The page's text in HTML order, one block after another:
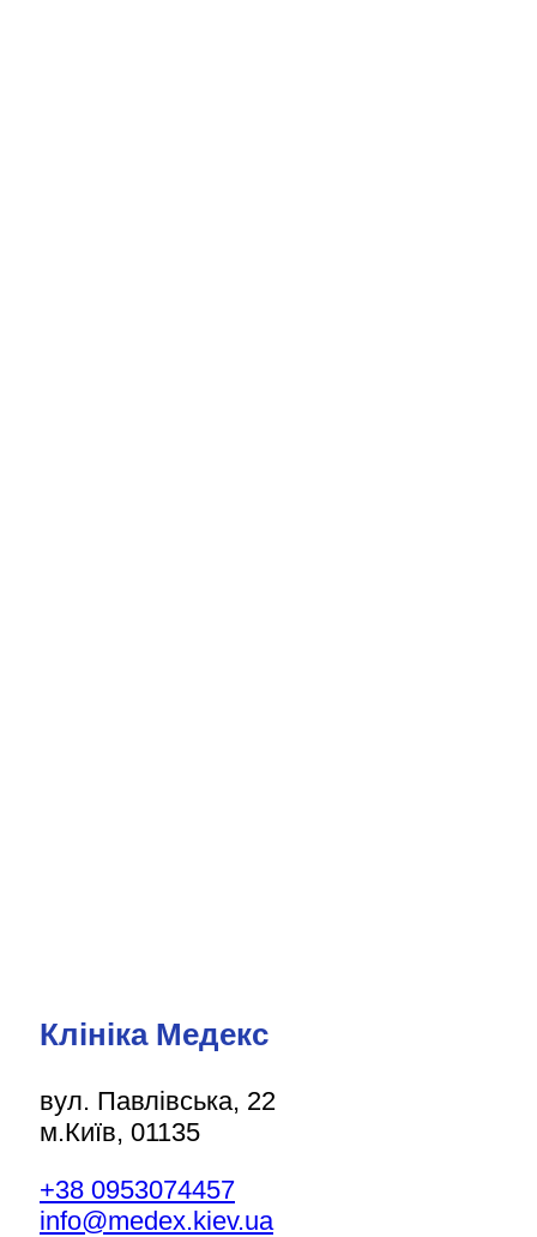
Клініка Медекс
вул. Павлівська, 22
м.Київ, 01135
+38 0953074457
info@medex.kiev.ua